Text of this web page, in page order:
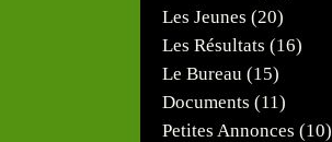
Les Jeunes (20)
Les Résultats (16)
Le Bureau (15)
Documents (11)
Petites Annonces (10)